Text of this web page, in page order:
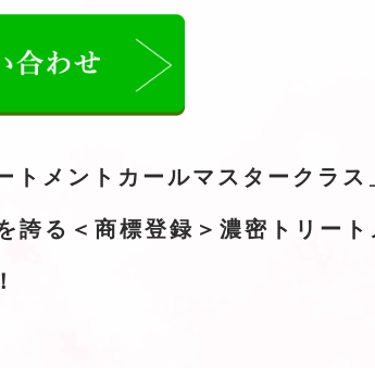
メントカールマスタークラス
誇る＜商標登録＞濃密トリー